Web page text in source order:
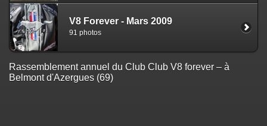
V8 Forever - Mars 2009
91 photos
Rassemblement annuel du Club Club V8 forever – à
Belmont d'Azergues (69)